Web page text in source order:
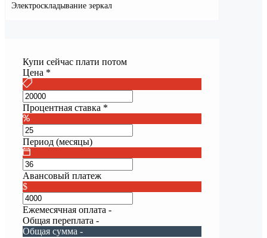
Электроскладывание зеркал
Купи сейчас плати потом
Цена *
Процентная ставка *
Период (месяцы)
Авансовый платеж
$
Ежемесячная оплата -
Общая переплата -
Общая сумма -